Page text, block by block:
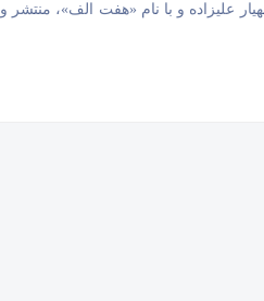
علیزاده و با نام «هفت الف»، منتشر و